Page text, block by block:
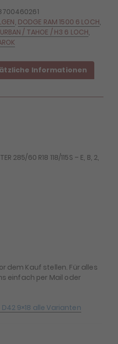
, DODGE RAM 1500 6 LOCH,
/ TAHOE / H3 6 LOCH,
Informationen
285/60 R18 118/115S – E, B, 2,
dem Kauf stellen. Für alles
einfach per Mail oder
D42 9×18 alle Varianten